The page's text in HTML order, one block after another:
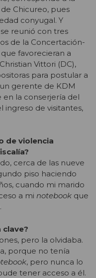
Chicureo, pues
conyugal. Y
reunió con tres
de la Concertación-
que favorecieran a
Vittori (DC),
para postular a
gerente de KDM
en la conserjería del
ingreso de visitantes,
de violencia
cerca de las nueve
piso haciendo
cuando mi marido
a mi notebook que
clave?
pero la olvidaba.
porque no tenía
, pero nunca lo
tener acceso a él.